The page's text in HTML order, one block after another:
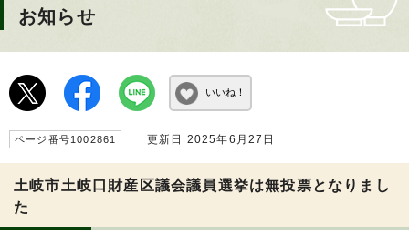
お知らせ
いいね！
ページ番号1002861 更新日 2025年6月27日
土岐市土岐口財産区議会議員選挙は無投票となりまし
た